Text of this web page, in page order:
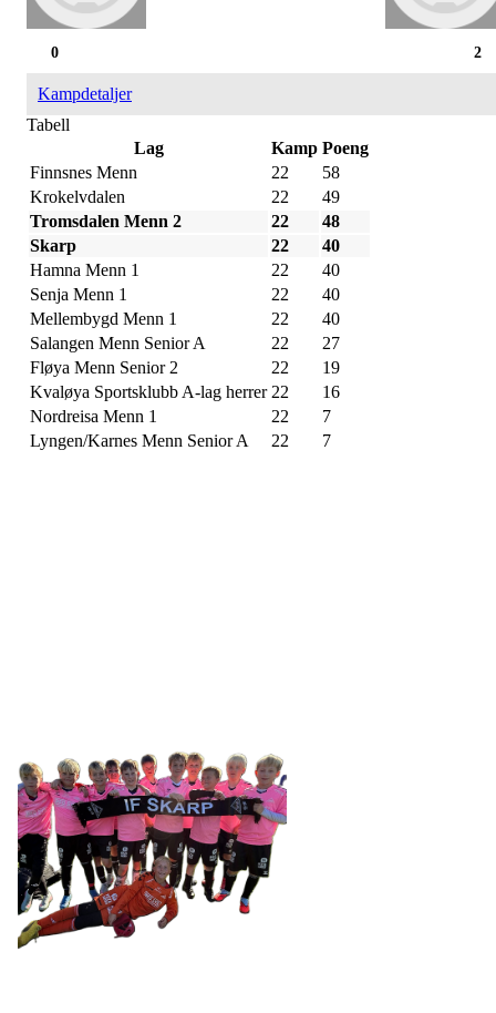
2
0
Kampdetaljer
Tabell
Lag
Kamp Poeng
Finnsnes Menn
22
58
Krokelvdalen
22
49
Tromsdalen Menn 2
22
48
Skarp
22
40
Hamna Menn 1
22
40
Senja Menn 1
22
40
Mellembygd Menn 1
22
40
Salangen Menn Senior A
22
27
Fløya Menn Senior 2
22
19
Kvaløya Sportsklubb A-lag herrer 22
16
Nordreisa Menn 1
22
7
Lyngen/Karnes Menn Senior A
22 7